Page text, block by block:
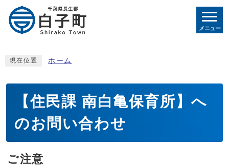
メニュー
現在位置 ホーム
【住民課 南白亀保育所】へ
のお問い合わせ
ご注意